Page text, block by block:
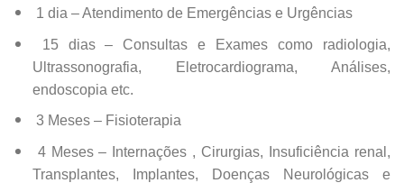
1 dia – Atendimento de Emergências e Urgências
15 dias – Consultas e Exames como radiologia,
Ultrassonografia, Eletrocardiograma, Análises,
endoscopia etc.
3 Meses – Fisioterapia
4 Meses – Internações , Cirurgias, Insuficiência renal,
Transplantes, Implantes, Doenças Neurológicas e